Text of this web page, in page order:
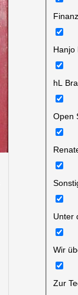
Hanjo
hL
Open
Unter
Wir
Zur